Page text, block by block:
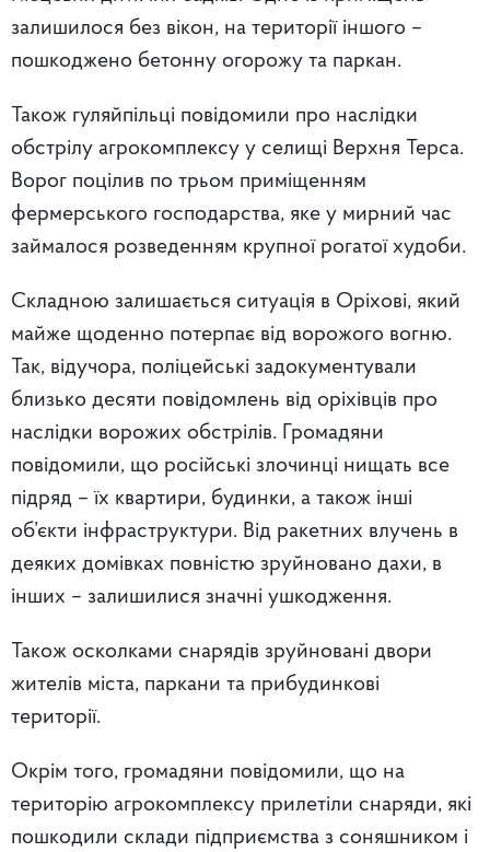
залишилося без вікон, на території іншого –
пошкоджено бетонну огорожу та паркан.
Також гуляйпільці повідомили про наслідки
обстрілу агрокомплексу у селищі Верхня Терса.
Ворог поцілив по трьом приміщенням
фермерського господарства, яке у мирний час
займалося розведенням крупної рогатої худоби.
Складною залишається ситуація в Оріхові, який
майже щоденно потерпає від ворожого вогню.
Так, відучора, поліцейські задокументували
близько десяти повідомлень від оріхівців про
наслідки ворожих обстрілів. Громадяни
повідомили, що російські злочинці нищать все
підряд – їх квартири, будинки, а також інші
об’єкти інфраструктури. Від ракетних влучень в
деяких домівках повністю зруйновано дахи, в
інших – залишилися значні ушкодження.
Також осколками снарядів зруйновані двори
жителів міста, паркани та прибудинкові
території.
Окрім того, громадяни повідомили, що на
територію агрокомплексу прилетіли снаряди, які
пошкодили склади підприємства з соняшником і